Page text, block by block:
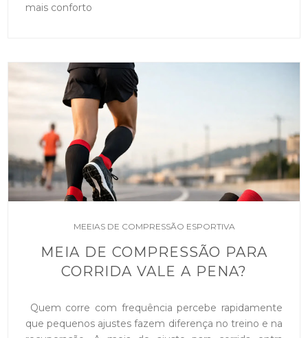
mais conforto
MEEIAS DE COMPRESSÃO ESPORTIVA
MEIA DE COMPRESSÃO PARA
CORRIDA VALE A PENA?
Quem corre com frequência percebe rapidamente
que pequenos ajustes fazem diferença no treino e na